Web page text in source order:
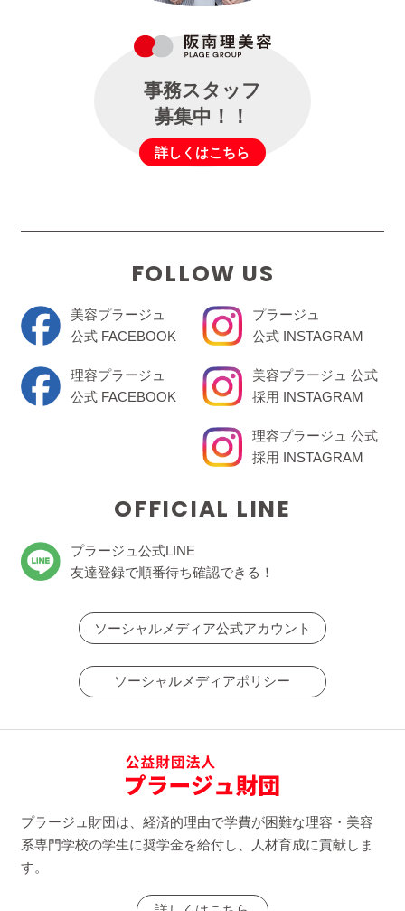
事務スタッフ
募集中！！
詳しくはこちら
FOLLOW US
美容プラージュ
公式 FACEBOOK
理容プラージュ
公式 FACEBOOK
プラージュ
公式 INSTAGRAM
美容プラージュ 公式
採用 INSTAGRAM
理容プラージュ 公式
採用 INSTAGRAM
OFFICIAL LINE
プラージュ公式LINE
友達登録で順番待ち確認できる！
ソーシャルメディア公式アカウント
ソーシャルメディアポリシー
プラージュ財団は、経済的理由で学費が困難な理容・美容
系専門学校の学生に奨学金を給付し、人材育成に貢献しま
す。